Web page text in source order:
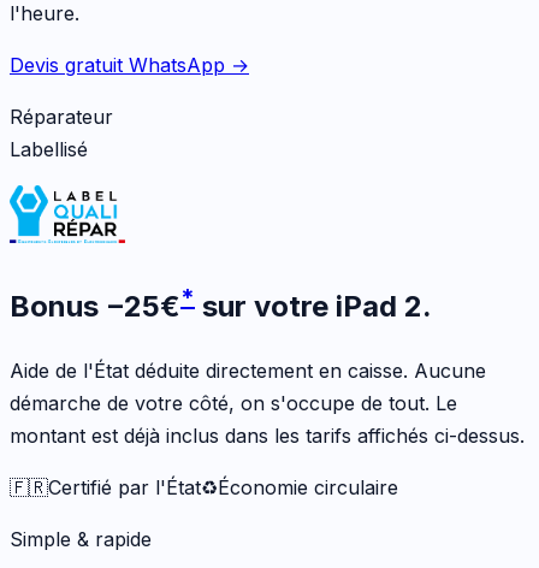
l'heure.
Devis gratuit WhatsApp →
Réparateur
Labellisé
Bonus −25€* sur votre iPad 2.
Aide de l'État déduite directement en caisse. Aucune
démarche de votre côté, on s'occupe de tout. Le
montant est déjà inclus dans les tarifs affichés ci-dessus.
🇫🇷Certifié par l'État♻️Économie circulaire
Simple & rapide